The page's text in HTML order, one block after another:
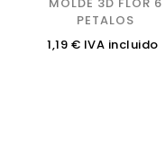
PETALOS
Precio
1,19 € IVA incluido